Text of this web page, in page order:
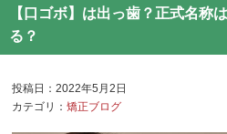
【口ゴボ】は出っ歯？正式名称
る？
投稿日：2022年5月2日
カテゴリ：矯正ブログ